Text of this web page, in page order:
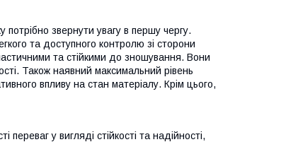
потрібно звернути увагу в першу чергу.
та доступного контролю зі сторони
та стійкими до зношування. Вони
Також наявний максимальний рівень
впливу на стан матеріалу. Крім цього,
у вигляді стійкості та надійності,